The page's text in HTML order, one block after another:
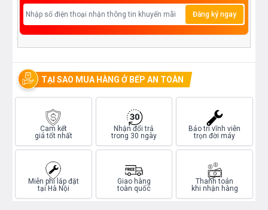
Đăng ký ngay
TẠI SAO MUA HÀNG Ở BẾP AN TOÀN
Cam kết
giá tốt nhất
Nhận đổi trả
trong 30 ngày
Bảo trì vĩnh viễn
trọn đời máy
Miễn phí lắp đặt
tại Hà Nội
Giao hàng
toàn quốc
Thanh toán
khi nhận hàng